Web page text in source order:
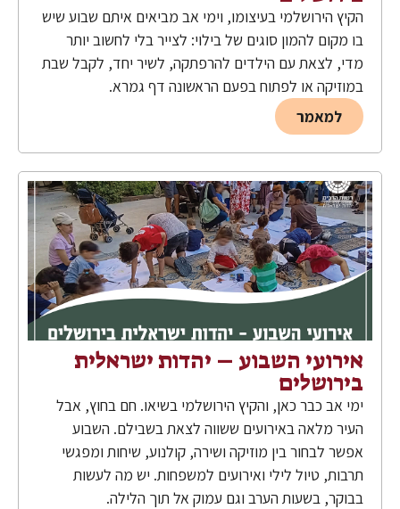
הקיץ הירושלמי בעיצומו, וימי אב מביאים איתם שבוע שיש
בו מקום להמון סוגים של בילוי: לצייר בלי לחשוב יותר
מדי, לצאת עם הילדים להרפתקה, לשיר יחד, לקבל שבת
במוזיקה או לפתוח בפעם הראשונה דף גמרא.
למאמר
אירועי השבוע – יהדות ישראלית
בירושלים
ימי אב כבר כאן, והקיץ הירושלמי בשיאו. חם בחוץ, אבל
העיר מלאה באירועים ששווה לצאת בשבילם. השבוע
אפשר לבחור בין מוזיקה ושירה, קולנוע, שיחות ומפגשי
תרבות, טיול לילי ואירועים למשפחות. יש מה לעשות
בבוקר, בשעות הערב וגם עמוק אל תוך הלילה.